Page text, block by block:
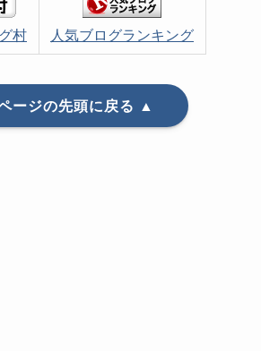
村 人気ブログランキング
ージの先頭に戻る ▲